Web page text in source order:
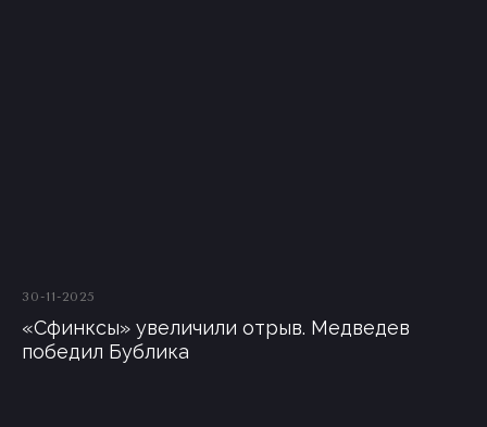
30-11-2025
«Сфинксы» увеличили отрыв. Медведев
победил Бублика